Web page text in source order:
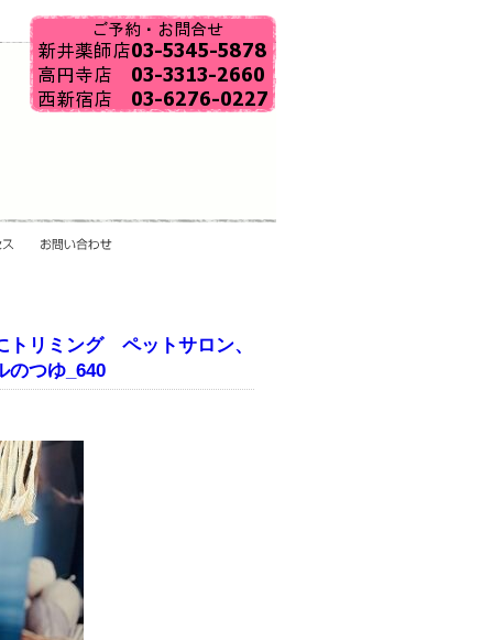
トリミング ペットサロン、
のつゆ_640